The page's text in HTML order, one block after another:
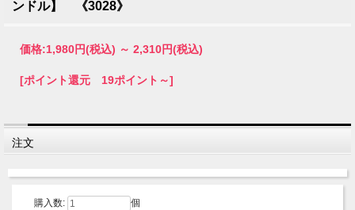
ンドル】 《3028》
価格:1,980円(税込) ～ 2,310円(税込)
[ポイント還元 19ポイント～]
注文
購入数: 個